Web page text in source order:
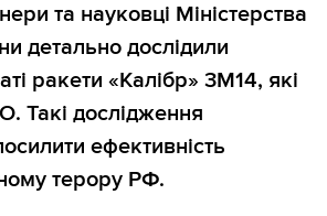
та науковці Міністерства
детально дослідили
ракети «Калібр» 3М14, які
Такі дослідження
ефективність
терору РФ.